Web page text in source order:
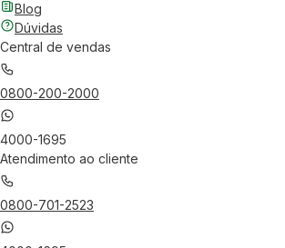
Blog
Dúvidas
Central de vendas
0800-200-2000
4000-1695
Atendimento ao cliente
0800-701-2523